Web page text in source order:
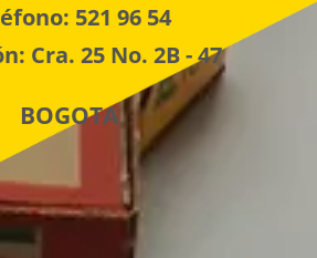
521 96 54
Cra. 25 No. 2B - 47
BOGOTA